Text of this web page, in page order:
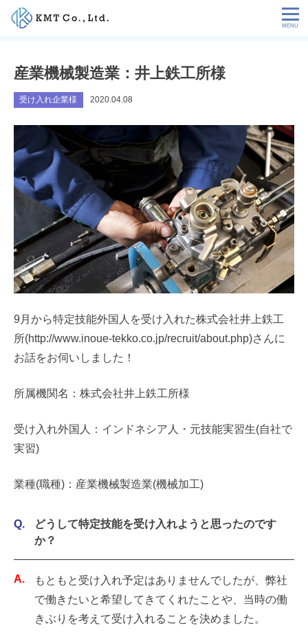
Skip
NEWS
サービス
お客様の声
特定技能コラム
採用情報
産業機械製造業：井上鉄工所様
受け入れ企業様 2020.04.08
9月から特定技能外国人を受け入れた株式会社井上鉄工
所(http://www.inoue-tekko.co.jp/recruit/about.php)さんに
お話をお伺いしました！
所属機関名：株式会社井上鉄工所様
受け入れ外国人：インドネシア人・元技能実習生(自社で
実習)
業種(職種)：産業機械製造業(機械加工)
どうして特定技能を受け入れようと思ったのです
か？
もともと受け入れ予定はありませんでしたが、弊社
で働きたいと希望してきてくれたことや、当時の働
きぶりを考えて受け入れることを決めました。